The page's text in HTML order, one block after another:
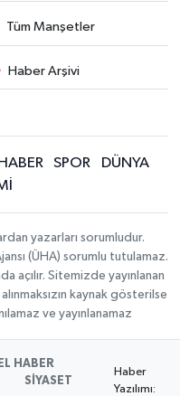
Tüm Manşetler
Haber Arşivi
SPOR
DÜNYA
yazarları sorumludur.
(ÜHA) sorumlu tutulamaz.
açılır. Sitemizde yayınlanan
kaynak gösterilse
ve yayınlanamaz
HABER
SİYASET
Haber
Yazılımı: